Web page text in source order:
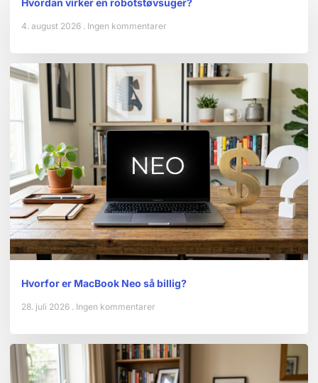
Hvordan virker en robotstøvsuger?
4. august 2026 Ingen kommentarer
Hvorfor er MacBook Neo så billig?
28. juli 2026 Ingen kommentarer